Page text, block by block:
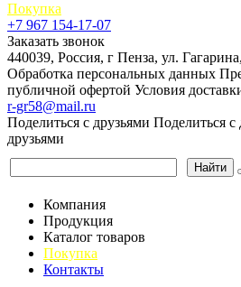
Покупка
+7 967 154-17-07
Заказать звонок
440039, Россия, г Пенза, ул.
Обработка персональных данных
публичной офертой Условия
r-gr58@mail.ru
Поделиться с друзьями Поделиться с
друзьями
Найти
Компания
Продукция
Каталог товаров
Покупка
Контакты